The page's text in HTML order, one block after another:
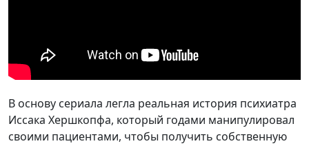
В основу сериала легла реальная история психиатра
Иссака Хершкопфа, который годами манипулировал
своими пациентами, чтобы получить собственную